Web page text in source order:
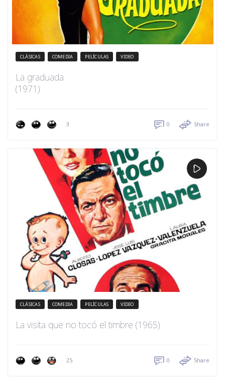
CLÁSICAS COMEDIA PELÍCULAS VIDEO
La graduada
(1971)
3 0 Share
CLÁSICAS COMEDIA PELÍCULAS VIDEO
La visita que no tocó el timbre (1965)
25 0 Share